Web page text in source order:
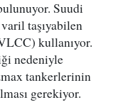
Suudi
taşıyabilen
kullanıyor.
nedeniyle
tankerlerinin
gerekiyor.